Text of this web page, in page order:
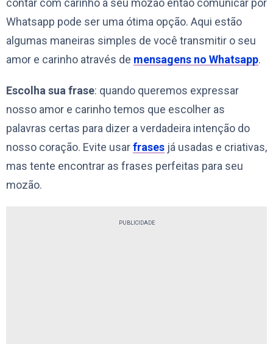
contar com carinho a seu mozão então comunicar por
Whatsapp pode ser uma ótima opção. Aqui estão
algumas maneiras simples de você transmitir o seu
amor e carinho através de mensagens no Whatsapp.
Escolha sua frase: quando queremos expressar
nosso amor e carinho temos que escolher as
palavras certas para dizer a verdadeira intenção do
nosso coração. Evite usarfrases já usadas e criativas,
mas tente encontrar as frases perfeitas para seu
mozão.
PUBLICIDADE